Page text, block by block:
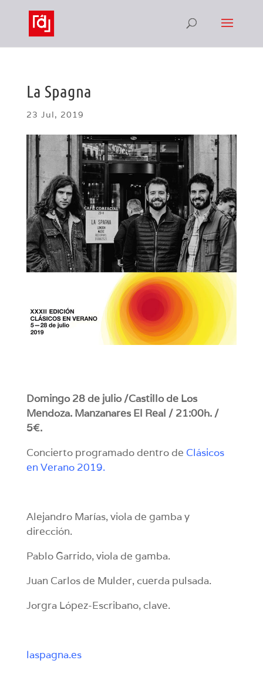
La Spagna
23 Jul, 2019
Domingo 28 de julio /Castillo de Los
Mendoza. Manzanares El Real / 21:00h. /
5€.
Concierto programado dentro de Clásicos
en Verano 2019.
Alejandro Marías, viola de gamba y
dirección.
Pablo Garrido, viola de gamba.
Juan Carlos de Mulder, cuerda pulsada.
Jorgra López-Escribano, clave.
laspagna.es